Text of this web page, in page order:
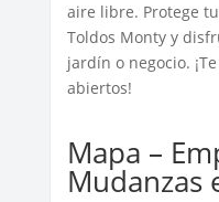
aire libre. Protege
Toldos Monty y
jardín o negocio.
abiertos!
Mapa –
Mudanzas